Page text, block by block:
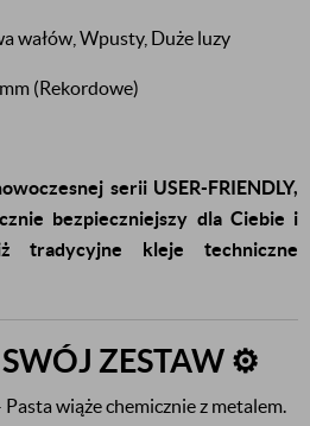
wałów, Wpusty, Duże luzy
(Rekordowe)
serii USER-FRIENDLY,
bezpieczniejszy dla Ciebie i
tradycyjne kleje techniczne
ZESTAW ⚙️
Pasta wiąże chemicznie z metalem.